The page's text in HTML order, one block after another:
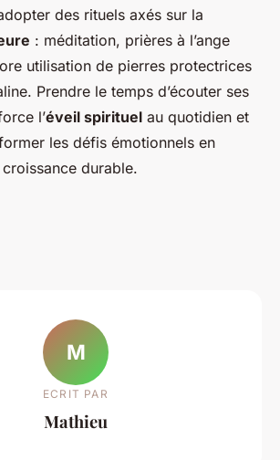
des rituels axés sur la
: méditation, prières à l’ange
utilisation de pierres protectrices
Prendre le temps d’écouter ses
l’éveil spirituel au quotidien et
les défis émotionnels en
durable.
M
ECRIT PAR
Mathieu